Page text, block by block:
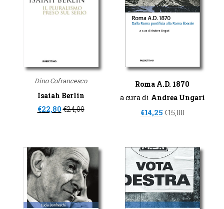
Dino Cofrancesco
Isaiah Berlin
€22,80€24,00
Roma A.D. 1870
a cura di Andrea Ungari
€14,25€15,00